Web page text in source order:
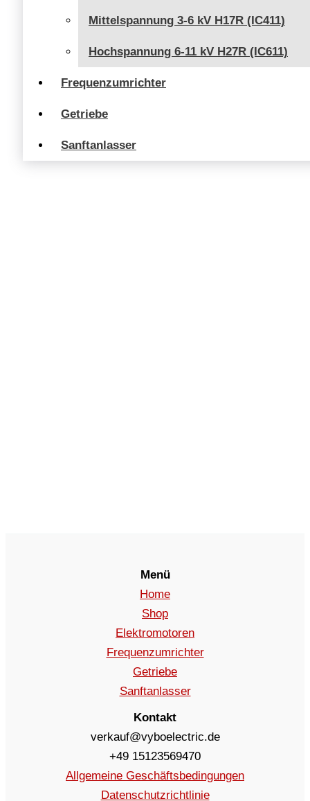
Mittelspannung 3-6 kV H17R (IC411)
Hochspannung 6-11 kV H27R (IC611)
Frequenzumrichter
Getriebe
Sanftanlasser
Menü
Home
Shop
Elektromotoren
Frequenzumrichter
Getriebe
Sanftanlasser
Kontakt
verkauf@vyboelectric.de
+49 15123569470
Allgemeine Geschäftsbedingungen
Datenschutzrichtlinie